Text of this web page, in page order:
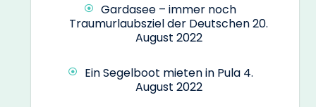
Gardasee – immer noch
Traumurlaubsziel der Deutschen20.
August 2022
Ein Segelboot mieten in Pula 4.
August 2022